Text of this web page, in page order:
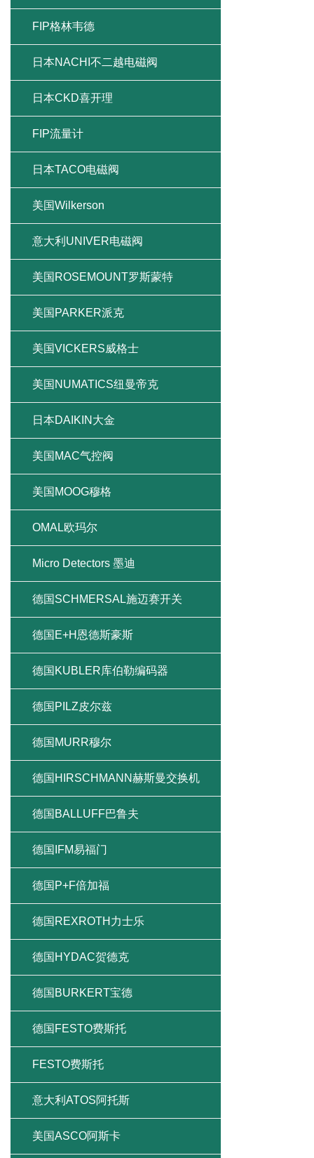
FIP格林韦德
日本NACHI不二越电磁阀
日本CKD喜开理
FIP流量计
日本TACO电磁阀
美国Wilkerson
意大利UNIVER电磁阀
美国ROSEMOUNT罗斯蒙特
美国PARKER派克
美国VICKERS威格士
美国NUMATICS纽曼帝克
日本DAIKIN大金
美国MAC气控阀
美国MOOG穆格
OMAL欧玛尔
Micro Detectors 墨迪
德国SCHMERSAL施迈赛开关
德国E+H恩德斯豪斯
德国KUBLER库伯勒编码器
德国PILZ皮尔兹
德国MURR穆尔
德国HIRSCHMANN赫斯曼交换机
德国BALLUFF巴鲁夫
德国IFM易福门
德国P+F倍加福
德国REXROTH力士乐
德国HYDAC贺德克
德国BURKERT宝德
德国FESTO费斯托
FESTO费斯托
意大利ATOS阿托斯
美国ASCO阿斯卡